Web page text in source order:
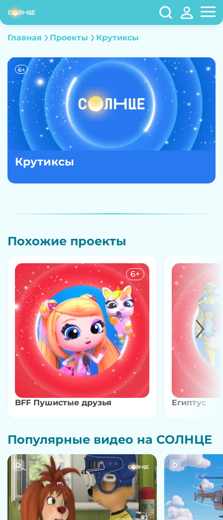
Главная Проекты Крутиксы
6+
Крутиксы
Похожие проекты
6+
BFF Пушистые друзья Египтус
Популярные видео на СОЛНЦЕ